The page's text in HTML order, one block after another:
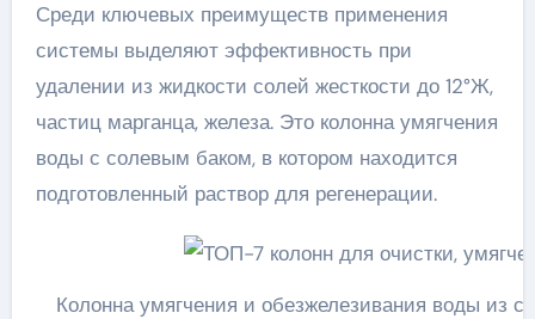
Среди ключевых преимуществ применения
системы выделяют эффективность при
удалении из жидкости солей жесткости до 12°Ж,
частиц марганца, железа. Это колонна умягчения
воды с солевым баком, в котором находится
подготовленный раствор для регенерации.
Колонна умягчения и обезжелезивания воды из